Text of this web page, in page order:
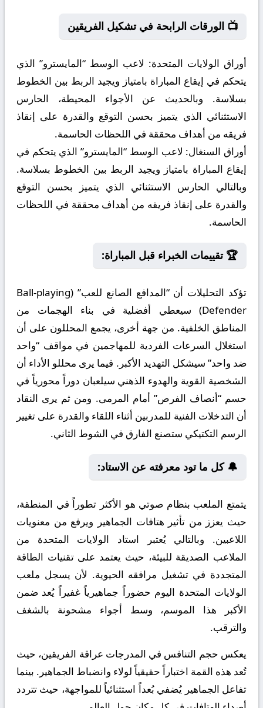
📺 الورقات الرابحة في تشكيل الفريقين
أوراق الولايات المتحدة: لاعب الوسط “المايسترو” الذي
يتحكم في إيقاع المباراة بامتياز ويجيد الربط بين الخطوط
بسلاسة. وبالحديث عن الأجواء المحيطة، الحارس
الاستثنائي الذي يتميز بحسن التوقع والقدرة على إنقاذ
فريقه من أهداف محققة في اللحظات الحاسمة.
أوراق السنغال: لاعب الوسط “المايسترو” الذي يتحكم في
إيقاع المباراة بامتياز ويجيد الربط بين الخطوط بسلاسة.
وبالتالي الحارس الاستثنائي الذي يتميز بحسن التوقع
والقدرة على إنقاذ فريقه من أهداف محققة في اللحظات
الحاسمة.
🏆 تقييمات الخبراء قبل المباراة:
تؤكد التحليلات أن “المدافع الصانع للعب” (Ball-playing
Defender) سيعطي أفضلية في بناء الهجمات من
المناطق الخلفية. من جهة أخرى، يجمع المحللون على أن
استغلال السرعات الفردية للمهاجمين في مواقف “واحد
ضد واحد” سيشكل التهديد الأكبر. فيما يرى محللو الأداء أن
الشخصية القوية والهدوء الذهني سيلعبان دوراً محورياً في
حسم “أنصاف الفرص” أمام المرمى. ومن ثم يرى النقاد
أن التدخلات الفنية للمدربين أثناء اللقاء والقدرة على تغيير
الرسم التكتيكي ستصنع الفارق في الشوط الثاني.
🔔 كل ما تود معرفته عن الاستاد:
يتمتع الملعب بنظام صوتي هو الأكثر تطوراً في المنطقة،
حيث يعزز من تأثير هتافات الجماهير ويرفع من معنويات
اللاعبين. وبالتالي يُعتبر استاد الولايات المتحدة من
الملاعب الصديقة للبيئة، حيث يعتمد على تقنيات الطاقة
المتجددة في تشغيل مرافقه الحيوية. لأن يسجل ملعب
الولايات المتحدة اليوم حضوراً جماهيرياً غفيراً يُعد ضمن
الأكبر هذا الموسم، وسط أجواء مشحونة بالشغف
والترقب.
يعكس حجم التنافس في المدرجات عراقة الفريقين، حيث
تُعد هذه القمة اختباراً حقيقياً لولاء وانضباط الجماهير. بينما
تفاعل الجماهير يُضفي بُعداً استثنائياً للمواجهة، حيث تتردد